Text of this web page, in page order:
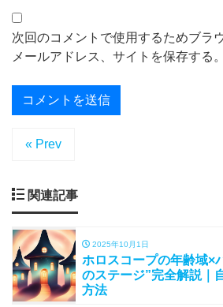
次回のコメントで使用するためブラ
メールアドレス、サイトを保存する。
« Prev
関連記事
2025年10月1日
ホロスコープの年齢域×
のステージ”完全解説｜
方法